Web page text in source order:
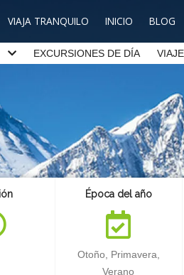
VIAJA TRANQUILO INICIO BLOG
EXCURSIONES DE DÍA
Época del año
Otoño, Primavera,
Verano